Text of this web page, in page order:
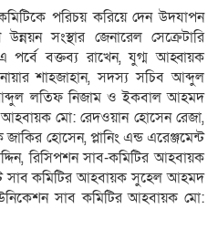
পরিচয় করিয়ে দেন উদযাপন
সংস্থার জেনারেল সেক্রেটারি
বক্তব্য রাখেন, যুগ্ম আহ্বায়ক
শাহজাহান, সদস্য সচিব আব্দুল
লতিফ নিজাম ও ইকবাল আহমদ
আহবায়ক মো: রেদওয়ান হোসেন রেজা,
হোসেন, প্লানিং এন্ড এরেঞ্জমেন্ট
রিসিপশন সাব-কমিটির আহবায়ক
সাব কমিটির আহবায়ক সুহেল আহমদ
সাব কমিটির আহবায়ক মো: